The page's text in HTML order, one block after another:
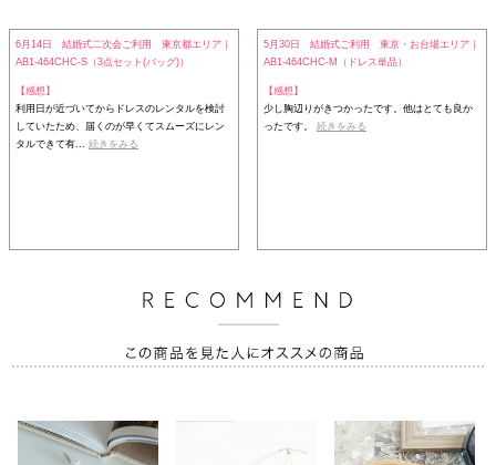
6月14日 結婚式二次会ご利用 東京都エリア｜
AB1-464CHC-S（3点セット(バッグ)）
【感想】
利用日が近づいてからドレスのレンタルを検討
していたため、届くのが早くてスムーズにレン
タルできて有... 続きをみる
5月30日 結婚式ご利用 東京・お台場エリア｜
AB1-464CHC-M（ドレス単品）
【感想】
少し胸辺りがきつかったです。他はとても良か
ったです。 続きをみる